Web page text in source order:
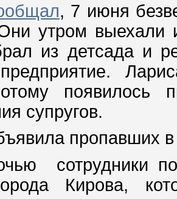
, 7 июня
утром выехали
из детсада и
появилось
супругов.
пропавших в
сотрудники
Кирова,